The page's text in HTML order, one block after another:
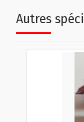
Autres